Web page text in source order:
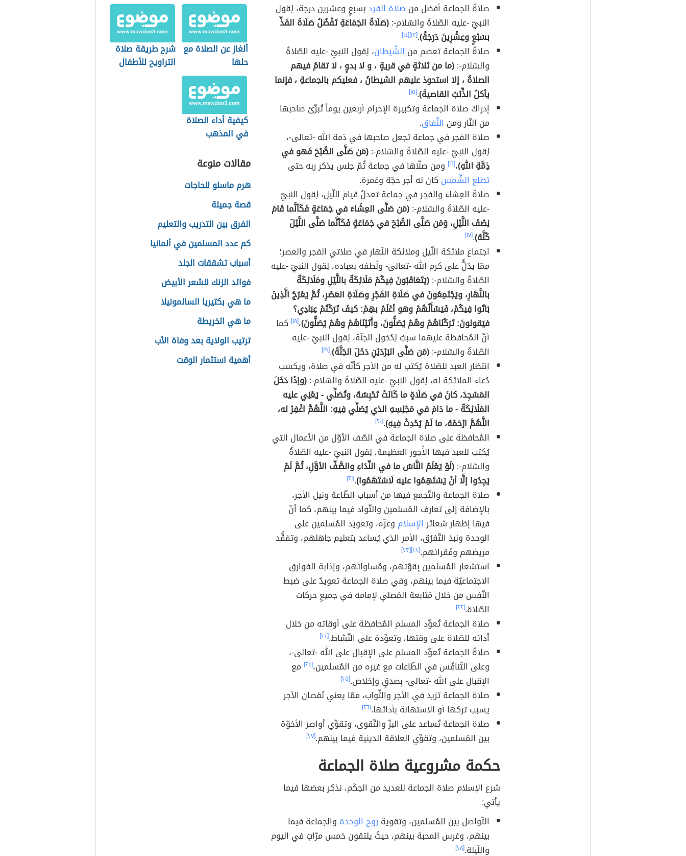
صلاةُ الجماعة أفضل من صلاة الفردبسبعٍ وعشرين درجة، لِقول
النبيّ -عليه الصّلاةُ والسّلام-:(صَلَاةُ الجَمَاعَةِ تَفْضُلُ صَلَاةَ الفَذِّ
بسَبْعٍ وعِشْرِينَ دَرَجَةً).[١٣] [١٤]
صلاةُ الجماعة تعصم من الشّيطان، لِقول النبيّ -عليه الصّلاةُ
والسّلام-:(ما من ثلاثةٍ في قريةٍ ، و لا بدوٍ ، لا تقامُ فيهم
الصلاةُ ، إلا استحوذ عليهم الشيطانُ ، فعليكم بالجماعةِ ، فإنما
يأكلُ الذِّئبُ القاصيةَ).[١٥]
إدراكُ صلاة الجماعة وتكبيرة الإحرام أربعين يوماً تُبرِّئ صاحبها
من النّار ومن النِّفاق.
صلاة الفجر في جماعة تجعل صاحبها في ذمة الله -تعالى-،
لِقول النبيّ -عليه الصّلاةُ والسّلام-:(مَن صَلَّى الصُّبْحَ فَهو في
ذِمَّةِ اللهِ)،[١٦]
ومن صلّاها في جماعة ثُمّ جلس يذكر ربه حتى
تطلع الشّمس كان له أجر حجّة وعُمرة.
صلاةُ العِشاء والفجر في جماعة تعدلُ قيام اللّيل، لِقول النبيّ
-عليه الصّلاةُ والسّلام-:(مَن صَلَّى العِشَاءَ في جَمَاعَةٍ فَكَأنَّما قَامَ
نِصْفَ اللَّيْلِ، وَمَن صَلَّى الصُّبْحَ في جَمَاعَةٍ فَكَأنَّما صَلَّى اللَّيْلَ
كُلَّهُ).[١٧]
اجتماع ملائكة اللّيل وملائكة النّهار في صلاتي الفجر والعصر؛
ممّا يدُلُّ على كرم الله -تعالى- ولُطفه بعباده، لِقول النبيّ -عليه
الصّلاةُ والسّلام-:(يَتَعَاقَبُونَ فِيكُمْ مَلَائِكَةٌ باللَّيْلِ ومَلَائِكَةٌ
بالنَّهَارِ، ويَجْتَمِعُونَ في صَلَاةِ الفَجْرِ وصَلَاةِ العَصْرِ، ثُمَّ يَعْرُجُ الَّذِينَ
بَاتُوا فِيكُمْ، فَيَسْأَلُهُمْ وهو أعْلَمُ بهِمْ: كيفَ تَرَكْتُمْ عِبَادِي؟
فيَقولونَ: تَرَكْنَاهُمْ وهُمْ يُصَلُّونَ، وأَتَيْنَاهُمْ وهُمْ يُصَلُّونَ)،[١٨]
كما
أنّ المُحافظة عليهما سببٌ لِدُخول الجنّة، لِقول النبيّ -عليه
الصّلاةُ والسّلام-:(مَن صَلَّى البَرْدَيْنِ دَخَلَ الجَنَّةَ).[١٩]
انتظار العبد للصّلاة يُكتب له من الأجر كأنّه في صلاة، ويكسب
دُعاء الملائكة له، لِقول النبيّ -عليه الصّلاةُ والسّلام-:(وإذَا دَخَلَ
المَسْجِدَ، كانَ في صَلَاةٍ ما كَانَتْ تَحْبِسُهُ، وتُصَلِّي - يَعْنِي عليه
المَلَائِكَةُ - ما دَامَ في مَجْلِسِهِ الذي يُصَلِّي فِيهِ: اللَّهُمَّ اغْفِرْ له،
اللَّهُمَّ ارْحَمْهُ، ما لَمْ يُحْدِثْ فِيهِ).[٢٠]
المُحافظة على صلاة الجماعة في الصّف الأوّل من الأعمال التي
يُكتب للعبد فيها الأُجور العظيمة، لِقول النبيّ -عليه الصّلاةُ
والسّلام-:(لَوْ يَعْلَمُ النَّاسُ ما في النِّدَاءِ والصَّفِّ الأوَّلِ، ثُمَّ لَمْ
يَجِدُوا إلَّا أنْ يَسْتَهِمُوا عليه لَاسْتَهَمُوا).[٢١]
صلاة الجماعة والتّجمع فيها من أسباب الطّاعة ونيل الأجر،
بالإضافة إلى تعارف المُسلمين والتّواد فيما بينهم، كما أنّ
فيها إظهار شعائرالإسلام وعزّه، وتعويد المُسلمين على
الوحدة ونبذ التّفرُق، الأمر الذي يُساعد بتعليم جاهلهم، وتفقُّد
مريضهم وفُقرائهم.[٢٢] [٢٣]
استشعار المُسلمين بِقوّتهم، ومُساواتهم، وإذابة الفوارق
الاجتماعيّة فيما بينهم، وفي صلاة الجماعة تعويدٌ على ضبط
النّفس من خلال مُتابعة المُصلي لإمامه في جميعِ حركات
الصّلاة.[٢٢]
صلاة الجماعة تُعوِّد المسلم المُحافظة على أوقاته من خلال
أدائه للصّلاة على وقتها، وتعوِّدهُ على النّشاط.[٢٢]
صلاةُ الجماعة تُعوِّد المسلم على الإقبال على الله -تعالى-،
وعلى التّنافُس في الطّاعات مع غيره من المُسلمين،[٢٤]
مع
الإقبال على الله -تعالى- بِصدقٍ وإخلاص.[٢٥]
صلاة الجماعة تزيد في الأجر والثّواب، ممّا يعني نُقصان الأجر
يسبب تركها أو الاستهانة بأدائها.[٢٦]
صلاة الجماعة تُساعد على البرِّ والتّقوى، وتقوِّي أواصر الأخوّة
بين المُسلمين، وتقوِّي العلاقة الدينية فيما بينهم.[٢٧]
حكمة مشروعية صلاة الجماعة
شرع الإسلام صلاة الجماعة للعديد من الحِكَم، نذكر بعضها فيما
يأتي:
التّواصل بين المُسلمين، وتقوية روح الوحدة والجماعة فيما
بينهم، وغرس المحبة بينهم، حيثُ يلتقون خمس مرّاتٍ في اليوم
واللّيلة.[٢٨]
ألغاز عن الصلاة مع
حلها
شرح طريقة صلاة
التراويح للأطفال
كيفية أداء الصلاة
في المذهب
مقالات منوعة
هرم ماسلو للحاجات
قصة جميلة
الفرق بين التدريب والتعليم
كم عدد المسلمين في ألمانيا
أسباب تشققات الجلد
فوائد الزنك للشعر الأبيض
ما هي بكتيريا السالمونيلا
ما هي الخريطة
ترتيب الولاية بعد وفاة الأب
أهمية استثمار الوقت